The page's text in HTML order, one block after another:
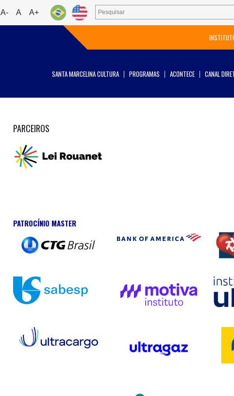
A- A A+
SANTA MARCELINA CULTURA PROGRAMAS ACONTECE CANAL
PARCEIROS
PATROCÍNIO MASTER